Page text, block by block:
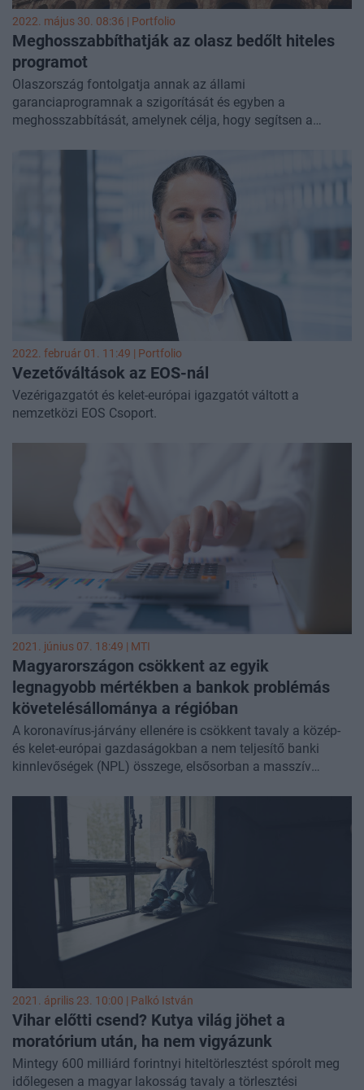
2022. május 30. 08:36 | Portfolio
Meghosszabbíthatják az olasz bedőlt hiteles
programot
Olaszország fontolgatja annak az állami
garanciaprogramnak a szigorítását és egyben a
meghosszabbítását, amelynek célja, hogy segítsen a
2022. február 01. 11:49 | Portfolio
Vezetőváltások az EOS-nál
Vezérigazgatót és kelet-európai igazgatót váltott a
nemzetközi EOS Csoport.
2021. június 07. 18:49 | MTI
Magyarországon csökkent az egyik
legnagyobb mértékben a bankok problémás
követelésállománya a régióban
A koronavírus-járvány ellenére is csökkent tavaly a közép-
és kelet-európai gazdaságokban a nem teljesítő banki
kinnlevőségek (NPL) összege, elsősorban a masszív
Londonban az Európai Újjáépítési és Fejlesztési Bank
(EBRD). A kimutatás szerint Magyarország azon térségi
országok között van, amelyekben a legnagyobb mértékben
csökkent a problémás követelésállomány.
2021. április 23. 10:00 | Palkó István
Vihar előtti csend? Kutya világ jöhet a
moratórium után, ha nem vigyázunk
Mintegy 600 milliárd forintnyi hiteltörlesztést spórolt meg
időlegesen a magyar lakosság tavaly a törlesztési